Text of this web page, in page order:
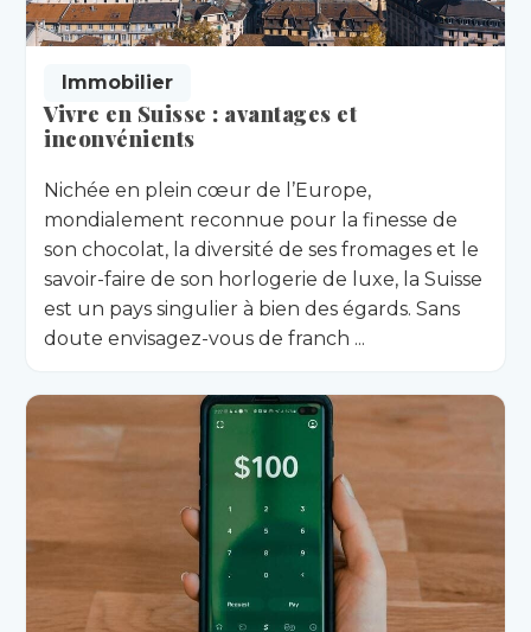
Immobilier
Vivre en Suisse : avantages et
inconvénients
Nichée en plein cœur de l’Europe,
mondialement reconnue pour la finesse de
son chocolat, la diversité de ses fromages et le
savoir-faire de son horlogerie de luxe, la Suisse
est un pays singulier à bien des égards. Sans
doute envisagez-vous de franch ...